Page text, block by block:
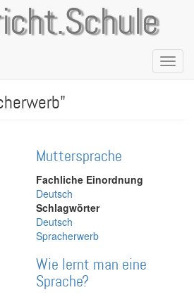
Muttersprache
Fachliche Einordnung
Deutsch
Schlagwörter
Deutsch
Spracherwerb
Wie lernt man eine
Sprache?